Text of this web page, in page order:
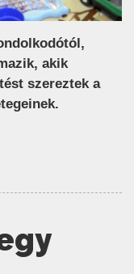
akik
szereztek a